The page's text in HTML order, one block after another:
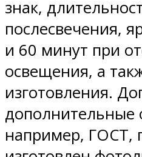
знак,
послесвечения,
и 60 минут при
освещения, а
изготовления.
дополнительные
например, ГОСТ,